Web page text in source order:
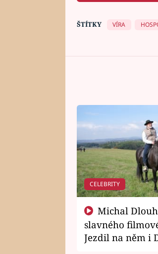
ŠTÍTKY VÍRA
CELEBRITY
slavného
Jezdil na něm i